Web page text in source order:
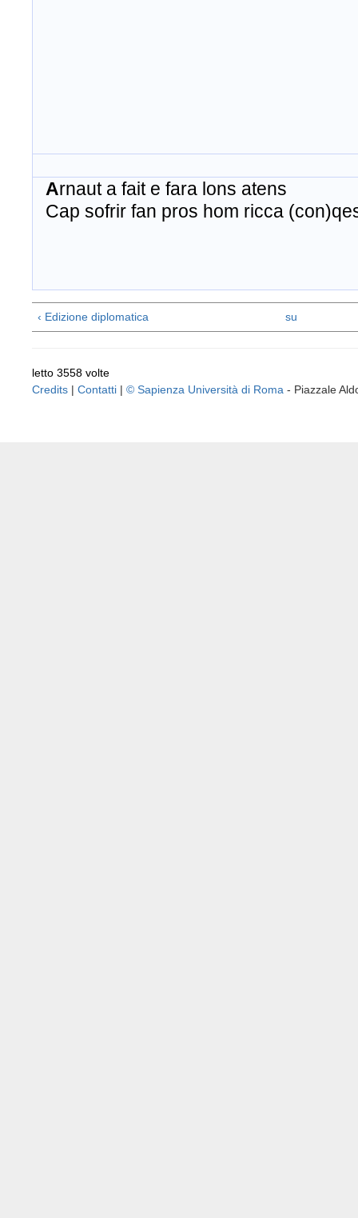
Arnaut a fait e fara lons atens
Cap sofrir fan pros hom ricca (con)
‹ Edizione diplomatica su
letto 3558 volte
Credits | Contatti | © Sapienza Università di Roma - Piazzale